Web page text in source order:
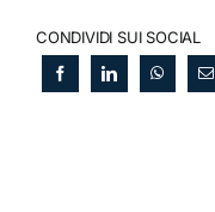
CONDIVIDI SUI SOCIAL